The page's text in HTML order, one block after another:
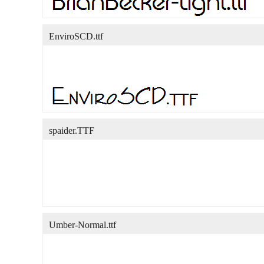
EnviroSCD.ttf
spaider.TTF
Umber-Normal.ttf